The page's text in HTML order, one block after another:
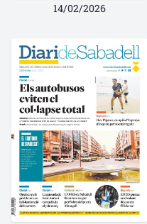
14/02/2026